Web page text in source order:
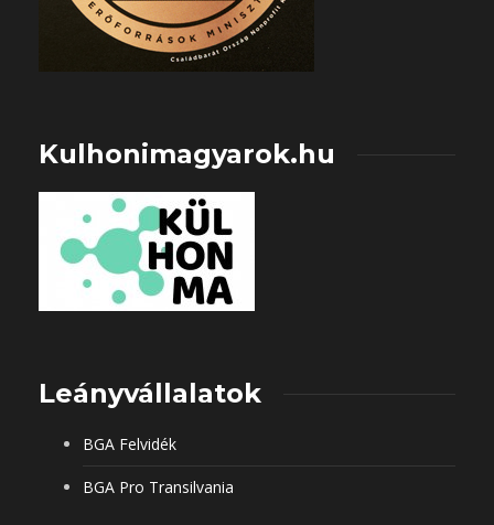
Kulhonimagyarok.hu
Leányvállalatok
BGA Felvidék
BGA Pro Transilvania